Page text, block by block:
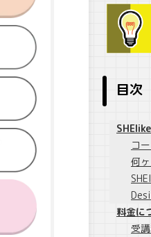
目次
コ
何
料金に
受